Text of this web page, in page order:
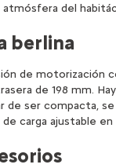
del
berlina
de
de 198 mm.
de ser compacta,
carga ajustable